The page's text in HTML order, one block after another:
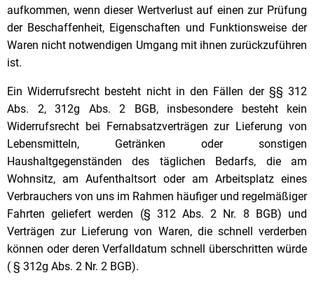
aufkommen, wenn dieser Wertverlust auf einen zur Prüfung
der Beschaffenheit, Eigenschaften und Funktionsweise der
Waren nicht notwendigen Umgang mit ihnen zurückzuführen
ist.
Ein Widerrufsrecht besteht nicht in den Fällen der §§ 312
Abs. 2, 312g Abs. 2 BGB, insbesondere besteht kein
Widerrufsrecht bei Fernabsatzverträgen zur Lieferung von
Lebensmitteln, Getränken oder sonstigen
Haushaltgegenständen des täglichen Bedarfs, die am
Wohnsitz, am Aufenthaltsort oder am Arbeitsplatz eines
Verbrauchers von uns im Rahmen häufiger und regelmäßiger
Fahrten geliefert werden (§ 312 Abs. 2 Nr. 8 BGB) und
Verträgen zur Lieferung von Waren, die schnell verderben
können oder deren Verfalldatum schnell überschritten würde
( § 312g Abs. 2 Nr. 2 BGB).